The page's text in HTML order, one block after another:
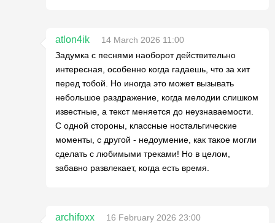
atlon4ik
14 March 2026 11:00
Задумка с песнями наоборот действительно
интересная, особенно когда гадаешь, что за хит
перед тобой. Но иногда это может вызывать
небольшое раздражение, когда мелодии слишком
известные, а текст меняется до неузнаваемости.
С одной стороны, классные ностальгические
моменты, с другой - недоумение, как такое могли
сделать с любимыми треками! Но в целом,
забавно развлекает, когда есть время.
archifoxx
16 February 2026 23:00